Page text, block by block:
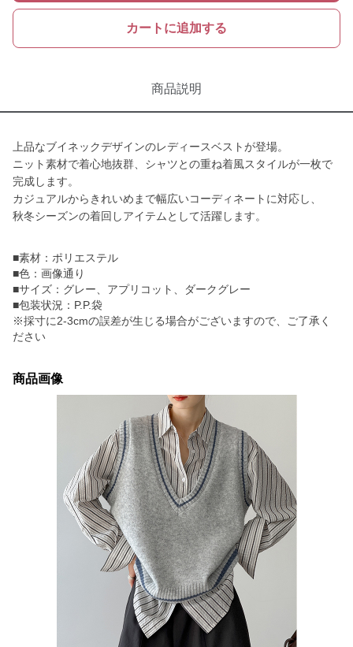
カートに追加する
商品説明
上品なブイネックデザインのレディースベストが登場。
ニット素材で着心地抜群、シャツとの重ね着風スタイルが一枚で
完成します。
カジュアルからきれいめまで幅広いコーディネートに対応し、
秋冬シーズンの着回しアイテムとして活躍します。
■素材：ポリエステル
■色：画像通り
■サイズ：グレー、アプリコット、ダークグレー
■包装状況：P.P.袋
※採寸に2-3cmの誤差が生じる場合がございますので、ご了承く
ださい
商品画像